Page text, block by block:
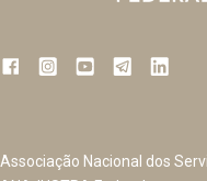
Associação Nacional dos